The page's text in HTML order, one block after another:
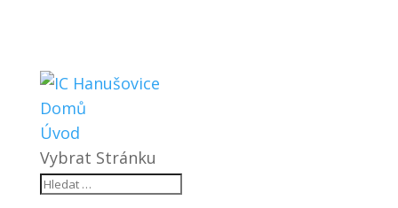
Domů
Úvod
Vybrat Stránku